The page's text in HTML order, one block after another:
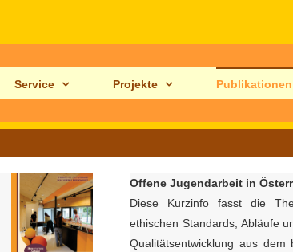
Service Projekte Publikationen
Offene Jugendarbeit in
Diese Kurzinfo fasst die
ethischen Standards, Abläufe
Qualitätsentwicklung aus